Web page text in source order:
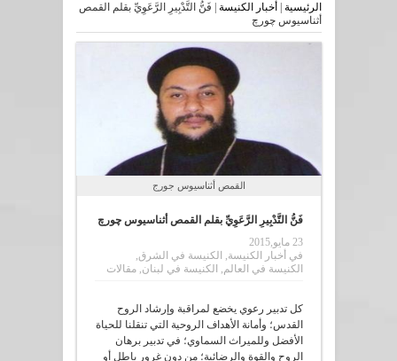
الرئيسية أخبار الكنيسة
فَنُّ التَّدْبِيرِ الرَّعَوِﻱِّ بقلم القمص
أثناسيوس چورچ
القمص أثناسيوس جورج
فَنُّ التَّدْبِيرِ الرَّعَوِﻱِّ بقلم القمص أثناسيوس چورچ
23 مايو,2015
في أخبار الكنيسة, الكنيسة في الشرق,
الكنيسة في العالم, الكنيسة في لبنان,مقالات
كل تدبير رعوﻱ يخضع لمراقبة وإرشاد الروح
القدس؛ وأمانة الأهداف الروحية التي تنقلنا للحياة
الأفضل وللميراث السماوﻱ؛ في تدبير برهان
الروح والقوة والرضائية؛ من دون غرور باطل أو